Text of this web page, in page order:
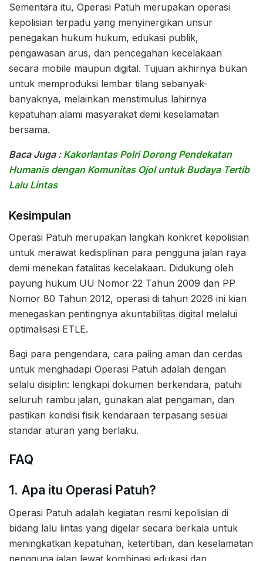
Sementara itu, Operasi Patuh merupakan operasi
kepolisian terpadu yang menyinergikan unsur
penegakan hukum hukum, edukasi publik,
pengawasan arus, dan pencegahan kecelakaan
secara mobile maupun digital. Tujuan akhirnya bukan
untuk memproduksi lembar tilang sebanyak-
banyaknya, melainkan menstimulus lahirnya
kepatuhan alami masyarakat demi keselamatan
bersama.
Baca Juga : Kakorlantas Polri Dorong Pendekatan
Humanis dengan Komunitas Ojol untuk Budaya Tertib
Lalu Lintas
Kesimpulan
Operasi Patuh merupakan langkah konkret kepolisian
untuk merawat kedisplinan para pengguna jalan raya
demi menekan fatalitas kecelakaan. Didukung oleh
payung hukum UU Nomor 22 Tahun 2009 dan PP
Nomor 80 Tahun 2012, operasi di tahun 2026 ini kian
menegaskan pentingnya akuntabilitas digital melalui
optimalisasi ETLE.
Bagi para pengendara, cara paling aman dan cerdas
untuk menghadapi Operasi Patuh adalah dengan
selalu disiplin: lengkapi dokumen berkendara, patuhi
seluruh rambu jalan, gunakan alat pengaman, dan
pastikan kondisi fisik kendaraan terpasang sesuai
standar aturan yang berlaku.
FAQ
1. Apa itu Operasi Patuh?
Operasi Patuh adalah kegiatan resmi kepolisian di
bidang lalu lintas yang digelar secara berkala untuk
meningkatkan kepatuhan, ketertiban, dan keselamatan
pengguna jalan lewat kombinasi edukasi dan